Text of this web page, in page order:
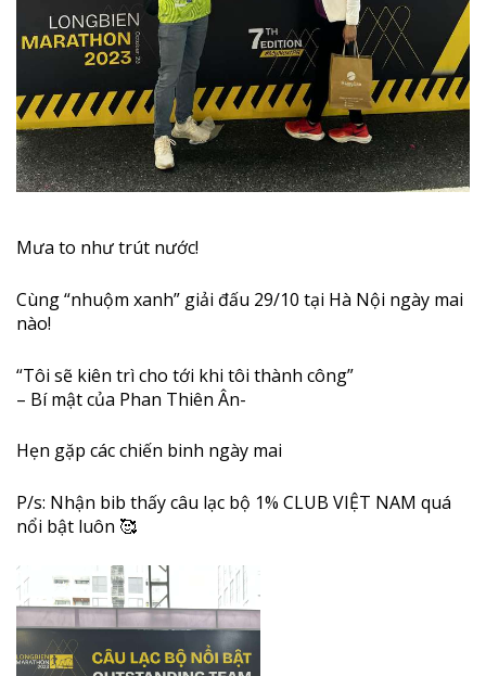
Mưa to như trút nước!
Cùng “nhuộm xanh” giải đấu 29/10 tại Hà Nội ngày mai
nào!
“Tôi sẽ kiên trì cho tới khi tôi thành công”
– Bí mật của Phan Thiên Ân-
Hẹn gặp các chiến binh ngày mai
P/s: Nhận bib thấy câu lạc bộ 1% CLUB VIỆT NAM quá
nổi bật luôn 🥰